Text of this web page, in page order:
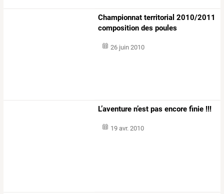
Championnat territorial 2010/2011
composition des poules
26 juin 2010
L’aventure n’est pas encore finie !!!
19 avr. 2010